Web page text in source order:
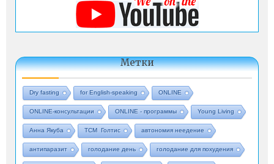
Метки
Dry fasting for English-speaking ONLINE
ONLINE-консультации ONLINE - программы Young Living
Анна Якуба ТСМ Голтис автономия неедение
антипаразит голодание день голодание для похудения